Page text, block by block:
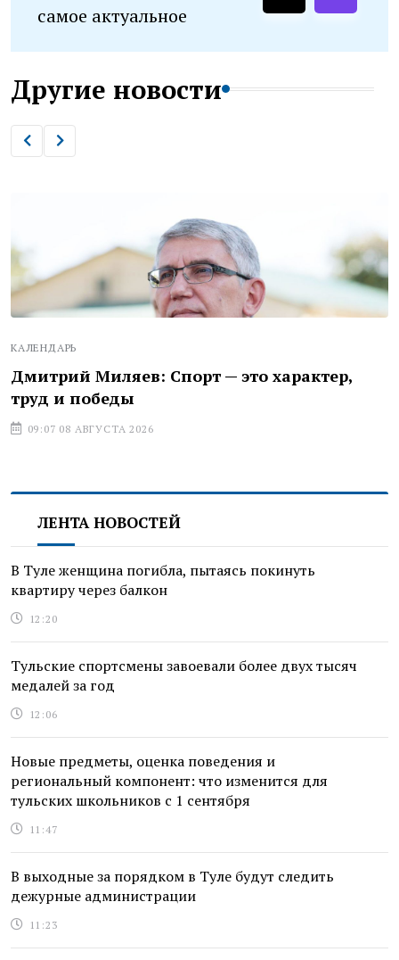
самое актуальное
Другие новости
КАЛЕНДАРЬ
Дмитрий Миляев: Спорт — это характер,
труд и победы
09:07 08 АВГУСТА 2026
ЛЕНТА НОВОСТЕЙ
В Туле женщина погибла, пытаясь покинуть
квартиру через балкон
12:20
Тульские спортсмены завоевали более двух тысяч
медалей за год
12:06
Новые предметы, оценка поведения и
региональный компонент: что изменится для
тульских школьников с 1 сентября
11:47
В выходные за порядком в Туле будут следить
дежурные администрации
11:23